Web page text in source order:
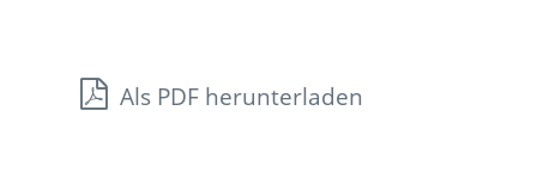
Als PDF herunterladen